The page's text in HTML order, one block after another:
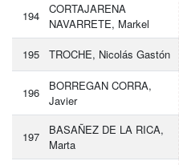
194
CORTAJARENA
NAVARRETE, Markel
195 TROCHE, Nicolás Gastón
196
BORREGAN CORRA,
Javier
197
BASAÑEZ DE LA RICA,
Marta